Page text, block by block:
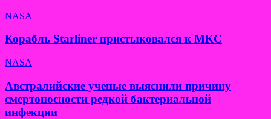
NASA
Корабль Starliner пристыковался к МКС
NASA
Австралийские ученые выяснили причину
смертоносности редкой бактериальной
инфекции